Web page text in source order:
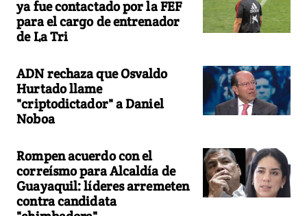
ya fue contactado por la FEF
para el cargo de entrenador
de La Tri
ADN rechaza que Osvaldo
Hurtado llame
"criptodictador" a Daniel
Noboa
Rompen acuerdo con el
correísmo para Alcaldía de
Guayaquil: líderes arremeten
contra candidata